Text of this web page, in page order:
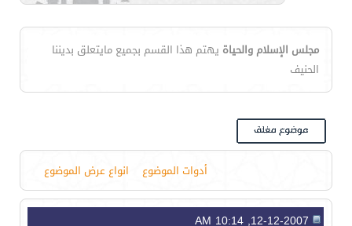
مجلس الإسلام والحياة يهتم هذا القسم بجميع مايتعلق بديننا
الحنيف
أدوات الموضوع انواع عرض الموضوع